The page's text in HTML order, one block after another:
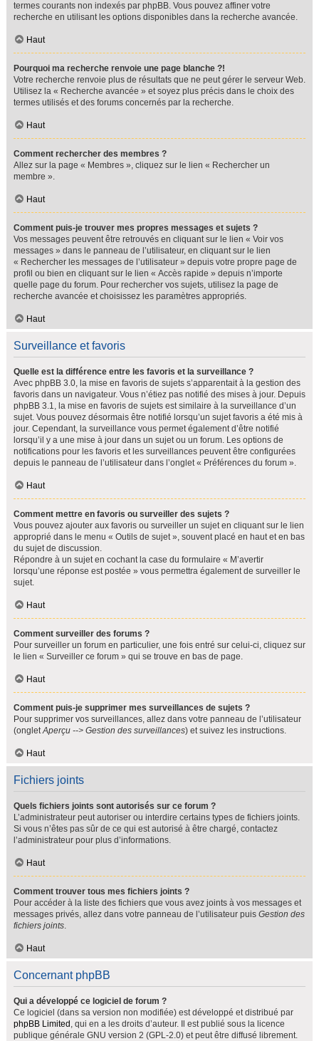
termes courants non indexés par phpBB. Vous pouvez affiner votre
recherche en utilisant les options disponibles dans la recherche avancée.
Haut
Pourquoi ma recherche renvoie une page blanche ?!
Votre recherche renvoie plus de résultats que ne peut gérer le serveur Web.
Utilisez la « Recherche avancée » et soyez plus précis dans le choix des
termes utilisés et des forums concernés par la recherche.
Haut
Comment rechercher des membres ?
Allez sur la page « Membres », cliquez sur le lien « Rechercher un
membre ».
Haut
Comment puis-je trouver mes propres messages et sujets ?
Vos messages peuvent être retrouvés en cliquant sur le lien « Voir vos
messages » dans le panneau de l’utilisateur, en cliquant sur le lien
« Rechercher les messages de l’utilisateur » depuis votre propre page de
profil ou bien en cliquant sur le lien « Accès rapide » depuis n’importe
quelle page du forum. Pour rechercher vos sujets, utilisez la page de
recherche avancée et choisissez les paramètres appropriés.
Haut
Surveillance et favoris
Quelle est la différence entre les favoris et la surveillance ?
Avec phpBB 3.0, la mise en favoris de sujets s’apparentait à la gestion des
favoris dans un navigateur. Vous n’étiez pas notifié des mises à jour. Depuis
phpBB 3.1, la mise en favoris de sujets est similaire à la surveillance d’un
sujet. Vous pouvez désormais être notifié lorsqu’un sujet favoris a été mis à
jour. Cependant, la surveillance vous permet également d’être notifié
lorsqu’il y a une mise à jour dans un sujet ou un forum. Les options de
notifications pour les favoris et les surveillances peuvent être configurées
depuis le panneau de l’utilisateur dans l’onglet « Préférences du forum ».
Haut
Comment mettre en favoris ou surveiller des sujets ?
Vous pouvez ajouter aux favoris ou surveiller un sujet en cliquant sur le lien
approprié dans le menu « Outils de sujet », souvent placé en haut et en bas
du sujet de discussion.
Répondre à un sujet en cochant la case du formulaire « M’avertir
lorsqu’une réponse est postée » vous permettra également de surveiller le
sujet.
Haut
Comment surveiller des forums ?
Pour surveiller un forum en particulier, une fois entré sur celui-ci, cliquez sur
le lien « Surveiller ce forum » qui se trouve en bas de page.
Haut
Comment puis-je supprimer mes surveillances de sujets ?
Pour supprimer vos surveillances, allez dans votre panneau de l’utilisateur
(ongletAperçu --> Gestion des surveillances) et suivez les instructions.
Haut
Fichiers joints
Quels fichiers joints sont autorisés sur ce forum ?
L’administrateur peut autoriser ou interdire certains types de fichiers joints.
Si vous n’êtes pas sûr de ce qui est autorisé à être chargé, contactez
l’administrateur pour plus d’informations.
Haut
Comment trouver tous mes fichiers joints ?
Pour accéder à la liste des fichiers que vous avez joints à vos messages et
messages privés, allez dans votre panneau de l’utilisateur puis Gestion des
fichiers joints.
Haut
Concernant phpBB
Qui a développé ce logiciel de forum ?
Ce logiciel (dans sa version non modifiée) est développé et distribué par
phpBB Limited , qui en a les droits d’auteur. Il est publié sous la licence
publique générale GNU version 2 (GPL-2.0) et peut être diffusé librement.